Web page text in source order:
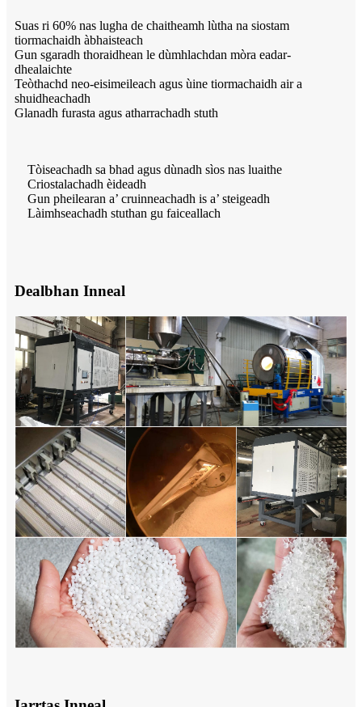
Suas ri 60% nas lugha de chaitheamh lùtha na siostam
tiormachaidh àbhaisteach
Gun sgaradh thoraidhean le dùmhlachdan mòra eadar-
dhealaichte
Teòthachd neo-eisimeileach agus ùine tiormachaidh air a
shuidheachadh
Glanadh furasta agus atharrachadh stuth
Tòiseachadh sa bhad agus dùnadh sìos nas luaithe
Criostalachadh èideadh
Gun pheilearan a’ cruinneachadh is a’ steigeadh
Làimhseachadh stuthan gu faiceallach
Dealbhan Inneal